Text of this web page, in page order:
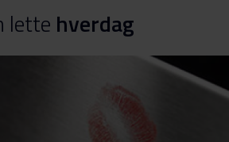
lette hverdag